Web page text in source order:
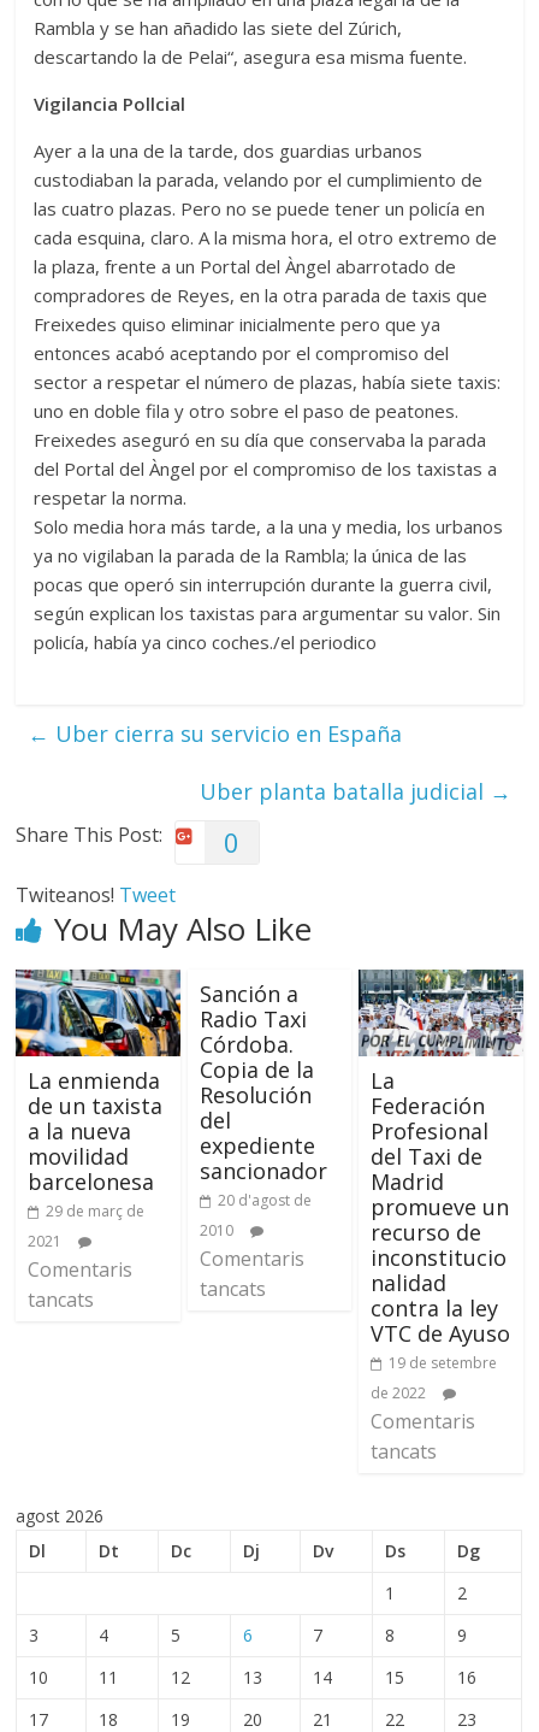
Rambla y se han añadido las siete del Zúrich,
descartando la de Pelai“, asegura esa misma fuente.
Vigilancia Pollcial
Ayer a la una de la tarde, dos guardias urbanos
custodiaban la parada, velando por el cumplimiento de
las cuatro plazas. Pero no se puede tener un policía en
cada esquina, claro. A la misma hora, el otro extremo de
la plaza, frente a un Portal del Àngel abarrotado de
compradores de Reyes, en la otra parada de taxis que
Freixedes quiso eliminar inicialmente pero que ya
entonces acabó aceptando por el compromiso del
sector a respetar el número de plazas, había siete taxis:
uno en doble fila y otro sobre el paso de peatones.
Freixedes aseguró en su día que conservaba la parada
del Portal del Àngel por el compromiso de los taxistas a
respetar la norma.
Solo media hora más tarde, a la una y media, los urbanos
ya no vigilaban la parada de la Rambla; la única de las
pocas que operó sin interrupción durante la guerra civil,
según explican los taxistas para argumentar su valor. Sin
policía, había ya cinco coches./el periodico
← Uber cierra su servicio en España
Uber planta batalla judicial →
Share This Post: 0
Twiteanos! Tweet
You May Also Like
La enmienda
de un taxista
a la nueva
movilidad
barcelonesa
29 de març de
2021
Comentaris
tancats
Sanción a
Radio Taxi
Córdoba.
Copia de la
Resolución
del
expediente
sancionador
20 d'agost de
2010
Comentaris
tancats
La
Federación
Profesional
del Taxi de
Madrid
promueve un
recurso de
inconstitucio
nalidad
contra la ley
VTC de Ayuso
19 de setembre
de 2022
Comentaris
tancats
agost 2026
Dl
Dt Dc Dj Dv Ds
Dg
1
2
3
4 5 6 7 8
9
10
11 12 13 14 15
16
17
18 19 20 21 22
23